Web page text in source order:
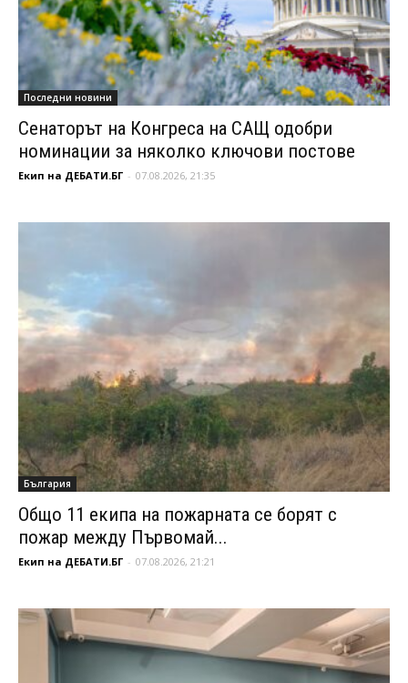
Последни новини
Сенаторът на Конгреса на САЩ одобри
номинации за няколко ключови постове
Екип на ДЕБАТИ.БГ - 07.08.2026, 21:35
България
Общо 11 екипа на пожарната се борят с
пожар между Първомай...
Екип на ДЕБАТИ.БГ - 07.08.2026, 21:21